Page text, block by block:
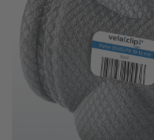
OEM-
LÖSUNGEN
KONTAKT